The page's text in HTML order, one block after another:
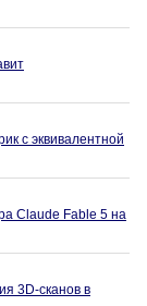
с эквивалентной
Claude Fable 5 на
3D-сканов в